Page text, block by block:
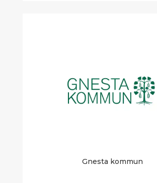
Gnesta kommun